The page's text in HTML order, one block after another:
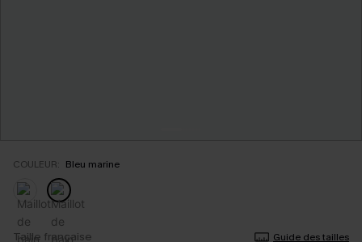
COULEUR: Bleu marine
Taille française Guide des tailles